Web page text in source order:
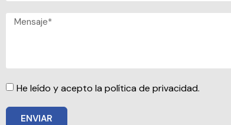
He leído y acepto la política de privacidad.
ENVIAR